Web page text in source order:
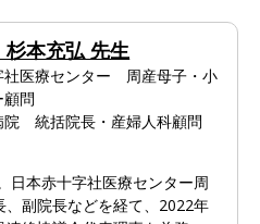
杉本充弘 先生
社医療センター 周産母子・小
顧問
院 統括院長・産婦人科顧問
日本赤十字社医療センター周
副院長などを経て、2022年